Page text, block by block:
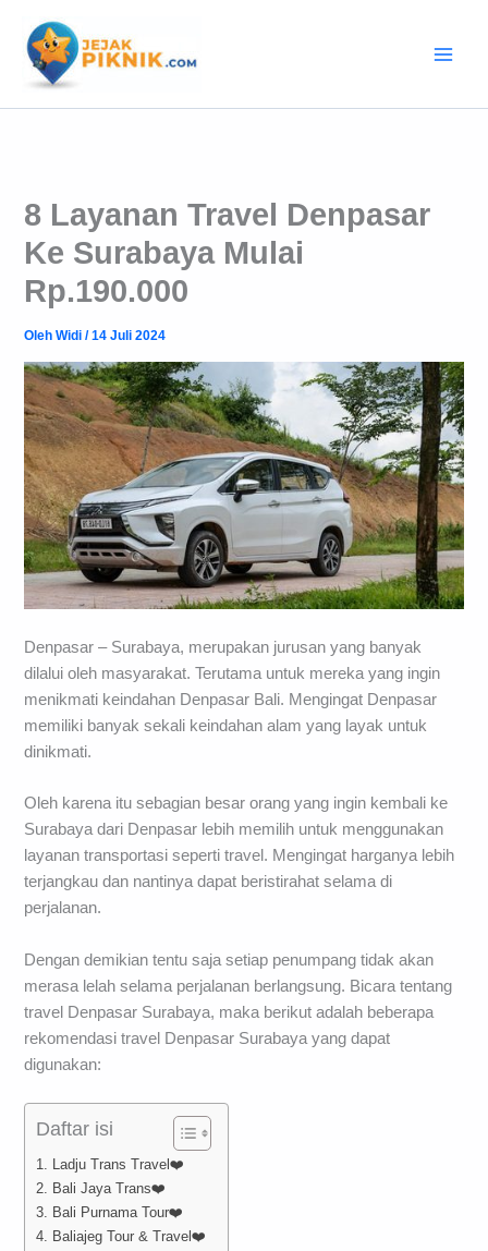
konten
8 Layanan Travel Denpasar
Ke Surabaya Mulai
Rp.190.000
OlehWidi/14 Juli 2024
Denpasar – Surabaya, merupakan jurusan yang banyak
dilalui oleh masyarakat. Terutama untuk mereka yang ingin
menikmati keindahan Denpasar Bali. Mengingat Denpasar
memiliki banyak sekali keindahan alam yang layak untuk
dinikmati.
Oleh karena itu sebagian besar orang yang ingin kembali ke
Surabaya dari Denpasar lebih memilih untuk menggunakan
layanan transportasi seperti travel. Mengingat harganya lebih
terjangkau dan nantinya dapat beristirahat selama di
perjalanan.
Dengan demikian tentu saja setiap penumpang tidak akan
merasa lelah selama perjalanan berlangsung. Bicara tentang
travel Denpasar Surabaya, maka berikut adalah beberapa
rekomendasi travel Denpasar Surabaya yang dapat
digunakan:
Daftar isi
1. Ladju Trans Travel❤️
2. Bali Jaya Trans❤️
3. Bali Purnama Tour❤️
4. Baliajeg Tour & Travel❤️